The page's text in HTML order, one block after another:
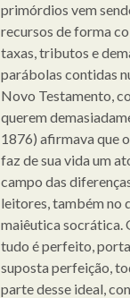
primórdios vem
recursos de forma
taxas, tributos e
parábolas contidas
Novo Testamento,
querem
1876) afirmava que
faz de sua vida um
campo das
leitores, também no
maiêutica socrática.
tudo é perfeito,
suposta perfeição,
parte desse ideal,